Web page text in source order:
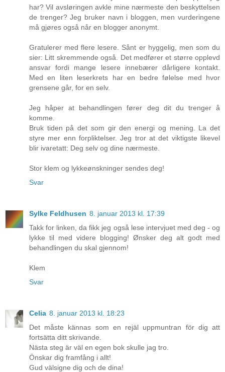
har? Vil avsløringen avkle mine nærmeste den beskyttelsen
de trenger? Jeg bruker navn i bloggen, men vurderingene
må gjøres også når en blogger anonymt.
Gratulerer med flere lesere. Sånt er hyggelig, men som du
sier: Litt skremmende også. Det medfører et større opplevd
ansvar fordi mange lesere innebærer dårligere kontakt.
Med en liten leserkrets har en bedre følelse med hvor
grensene går, for en selv.
Jeg håper at behandlingen fører deg dit du trenger å
komme.
Bruk tiden på det som gir den energi og mening. La det
styre mer enn forpliktelser. Jeg tror at det viktigste likevel
blir ivaretatt: Deg selv og dine nærmeste.
Stor klem og lykkeønskninger sendes deg!
Svar
Sylke Feldhusen 8. januar 2013 kl. 17:39
Takk for linken, da fikk jeg også lese intervjuet med deg - og
lykke til med videre blogging! Ønsker deg alt godt med
behandlingen du skal gjennom!
Klem
Svar
Celia 8. januar 2013 kl. 18:23
Det måste kännas som en rejäl uppmuntran för dig att
fortsätta ditt skrivande.
Nästa steg är väl en egen bok skulle jag tro.
Önskar dig framfång i allt!
Gud välsigne dig och de dina!